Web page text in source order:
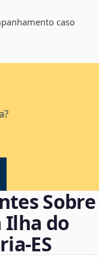
caso
Sobre
Ilha do